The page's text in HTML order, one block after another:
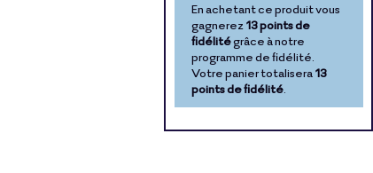
En achetant ce produit vous
gagnerez13 points de
fidélitégrâce à notre
programme de fidélité.
Votre panier totalisera13
points de fidélité.